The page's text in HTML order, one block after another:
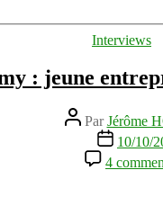
Interviews
: jeune
Auteur
de
l’article
ParJérôme
Date
de
l’article
10/10/
4